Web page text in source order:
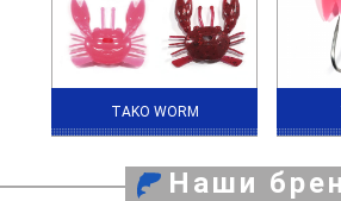
TAKO WORM
Наши